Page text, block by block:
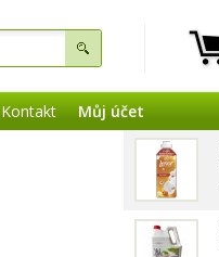
Kontakt Můj účet